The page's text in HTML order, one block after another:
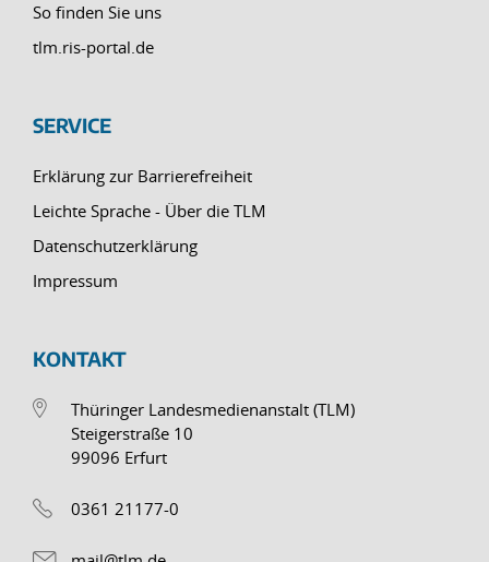
So finden Sie uns
tlm.ris-portal.de
SERVICE
Erklärung zur Barrierefreiheit
Leichte Sprache - Über die TLM
Datenschutzerklärung
Impressum
KONTAKT
Thüringer Landesmedienanstalt (TLM)
Steigerstraße 10
99096 Erfurt
0361 21177-0